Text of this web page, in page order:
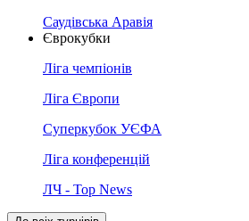
Саудівська Аравія
Єврокубки
Ліга чемпіонів
Ліга Європи
Суперкубок УЄФА
Ліга конференцій
ЛЧ - Top News